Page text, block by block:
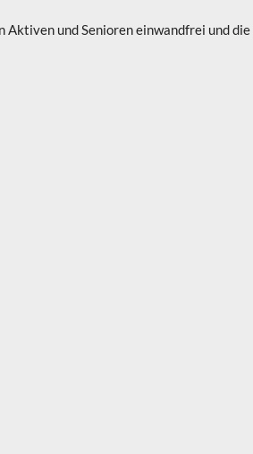
und Senioren einwandfrei und die